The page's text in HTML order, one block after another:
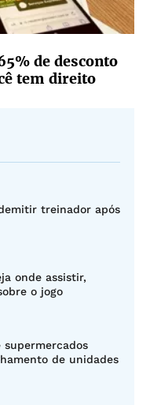
de desconto
tem direito
treinador após
onde assistir,
o jogo
de unidades